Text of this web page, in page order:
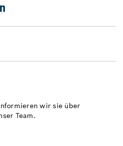
wir sie über
Team.